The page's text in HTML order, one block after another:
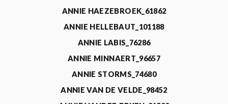
ANNIE HAEZEBROEK_61862
ANNIE HELLEBAUT_101188
ANNIE LABIS_76286
ANNIE MINNAERT_96657
ANNIE STORMS_74680
ANNIE VAN DE VELDE_98452